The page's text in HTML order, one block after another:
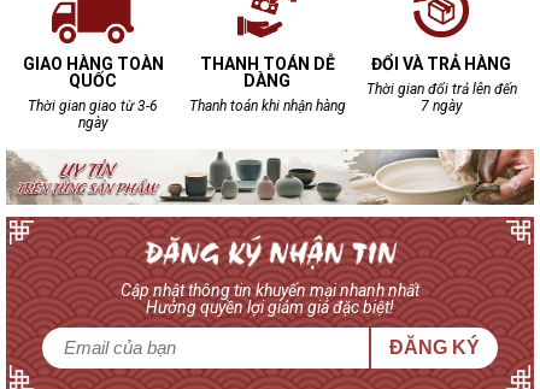
GIAO HÀNG TOÀN
QUỐC
Thời gian giao từ 3-6
ngày
THANH TOÁN DỄ
DÀNG
Thanh toán khi nhận hàng
ĐỔI VÀ TRẢ HÀNG
Thời gian đổi trả lên đến
7 ngày
Cập nhật thông tin khuyến mại nhanh nhất
Hưởng quyền lợi giảm giá đặc biệt!
ĐĂNG KÝ